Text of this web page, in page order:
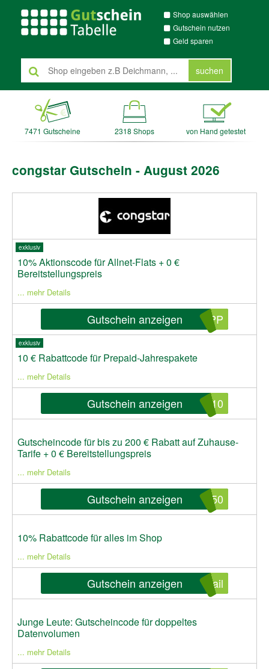
Shop auswählen
Gutschein nutzen
Geld sparen
suchen
7471 Gutscheine 2318 Shops von Hand getestet
congstar Gutschein - August 2026
10% Aktionscode für Allnet-Flats + 0 €
Bereitstellungspreis
exklusiv
... mehr Details
Gutschein anzeigen 0PP
10 € Rabattcode für Prepaid-Jahrespakete
exklusiv
... mehr Details
Gutschein anzeigen A10
Gutscheincode für bis zu 200 € Rabatt auf Zuhause-
Tarife + 0 € Bereitstellungspreis
... mehr Details
Gutschein anzeigen 150
10% Rabattcode für alles im Shop
... mehr Details
Gutschein anzeigen ail
Junge Leute: Gutscheincode für doppeltes
Datenvolumen
... mehr Details